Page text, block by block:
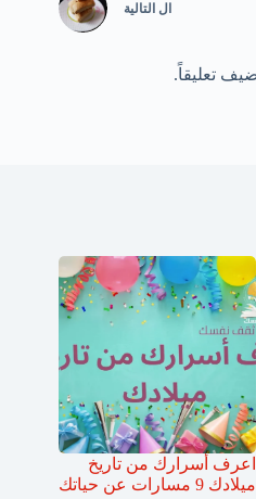
ال التالية
تعليقاً.
اعرف أسرارك من تاريخ
ميلادك 9 مسارات عن حياتك